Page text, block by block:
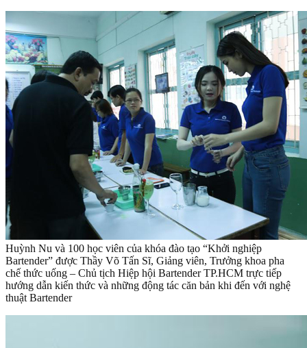
Huỳnh Nu và 100 học viên của khóa đào tạo “Khởi nghiệp
Bartender” được Thầy Võ Tấn Sĩ, Giảng viên, Trưởng khoa pha
chế thức uống – Chủ tịch Hiệp hội Bartender TP.HCM trực tiếp
hướng dẫn kiến thức và những động tác căn bản khi đến với nghệ
thuật Bartender